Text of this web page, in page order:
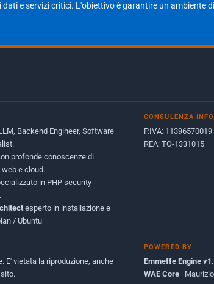
Giugno 2009
dati e servizi critici. L'obiettivo è garantire un ambiente
Backend Engineer, Software
profonde conoscenze di
e cloud.
in PHP security
esperto in installazione e
/ Ubuntu
CONSULENZA
P.IVA: 11396570019
REA: TO-1331015
E' vietata la riproduzione, anche
POWERED BY
Emmeffe Engine
WAE Core ·